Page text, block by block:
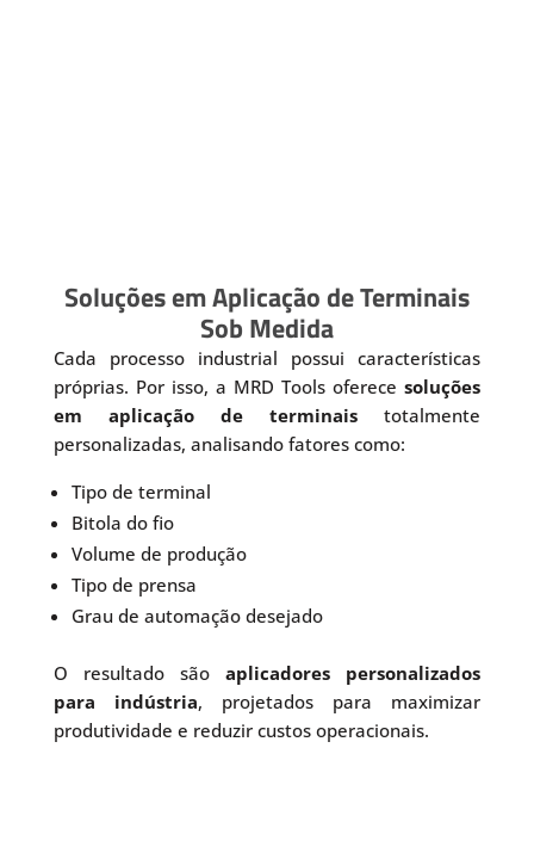
Soluções em Aplicação de Terminais
Sob Medida
Cada processo industrial possui características
próprias. Por isso, a MRD Tools oferecesoluções
em aplicação de terminais totalmente
personalizadas, analisando fatores como:
Tipo de terminal
Bitola do fio
Volume de produção
Tipo de prensa
Grau de automação desejado
O resultado sãoaplicadores personalizados
para indústria, projetados para maximizar
produtividade e reduzir custos operacionais.